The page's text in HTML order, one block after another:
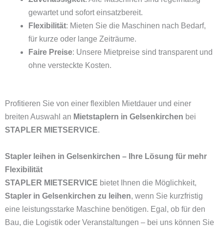
gewartet und sofort einsatzbereit.
Flexibilität: Mieten Sie die Maschinen nach Bedarf,
für kurze oder lange Zeiträume.
Faire Preise: Unsere Mietpreise sind transparent und
ohne versteckte Kosten.
Profitieren Sie von einer flexiblen Mietdauer und einer
breiten Auswahl an Mietstaplern in Gelsenkirchen bei
STAPLER MIETSERVICE.
Stapler leihen in Gelsenkirchen – Ihre Lösung für mehr
Flexibilität
STAPLER MIETSERVICE bietet Ihnen die Möglichkeit,
Stapler in Gelsenkirchen zu leihen, wenn Sie kurzfristig
eine leistungsstarke Maschine benötigen. Egal, ob für den
Bau, die Logistik oder Veranstaltungen – bei uns können Sie